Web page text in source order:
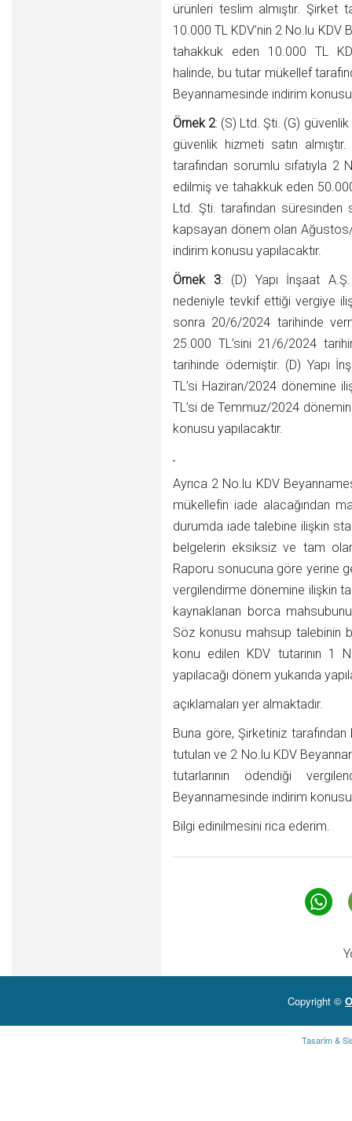
ürünleri teslim almıştır. Şirket
10.000 TL KDV’nin 2 No.lu
tahakkuk eden 10.000 TL
halinde, bu tutar mükellef
Beyannamesinde indirim konusu
Örnek 2: (S) Ltd. Şti. (G)
güvenlik hizmeti satın
tarafından sorumlu sıfatıyla 2
edilmiş ve tahakkuk eden
Ltd. Şti. tarafından süresinden
kapsayan dönem olan
indirim konusu yapılacaktır.
Örnek 3: (D) Yapı İnşaat
nedeniyle tevkif ettiği vergiye
sonra 20/6/2024 tarihinde
25.000 TL’sini 21/6/2024
tarihinde ödemiştir. (D) Yapı
TL’si Haziran/2024 dönemine
TL’si de Temmuz/2024
konusu yapılacaktır.
Ayrıca 2 No.lu KDV
mükellefin iade alacağından
durumda iade talebine ilişkin
belgelerin eksiksiz ve tam
Raporu sonucuna göre yerine
vergilendirme dönemine ilişkin
kaynaklanan borca
Söz konusu mahsup talebinin
konu edilen KDV tutarının 1
yapılacağı dönem yukarıda
açıklamaları yer almaktadır.
Buna göre, Şirketiniz
tutulan ve 2 No.lu KDV
tutarlarının ödendiği
Beyannamesinde indirim
Bilgi edinilmesini rica ederim.
Copyright ©
Tasarim &